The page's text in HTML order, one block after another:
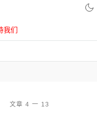
我们
文章 4 一 13